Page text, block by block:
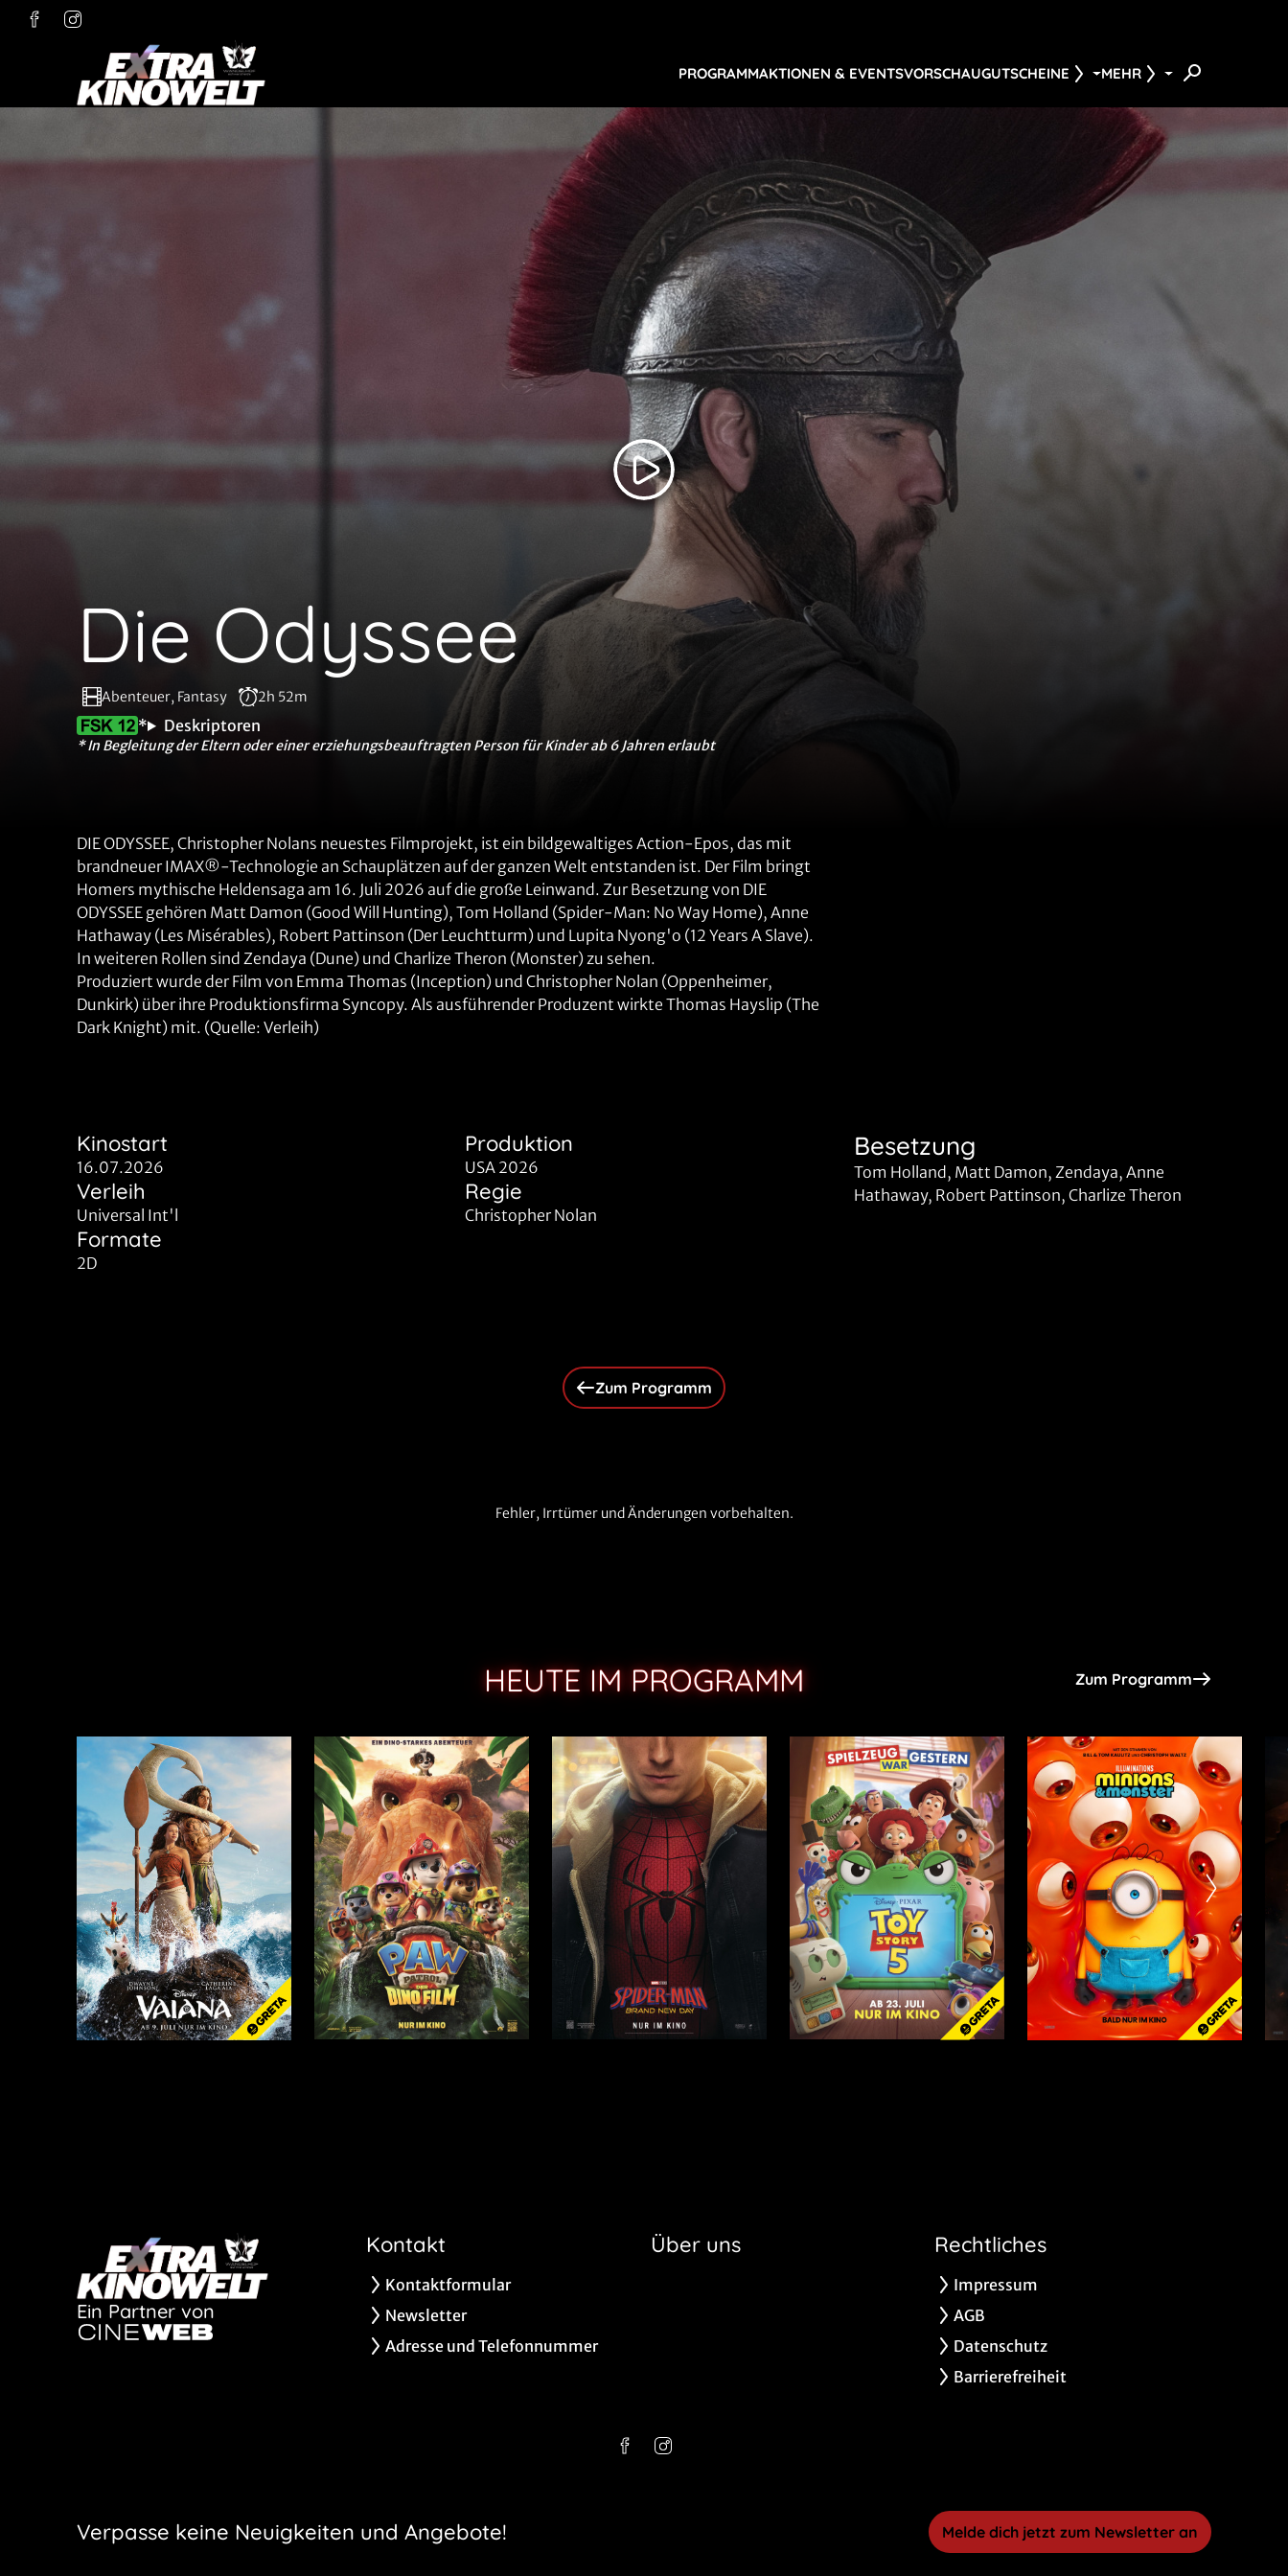
PROGRAMMAKTIONEN & EVENTSVORSCHAUGUTSCHEINE MEHR
Die Odyssee
Abenteuer, Fantasy 2h 52m
* Deskriptoren
* In Begleitung der Eltern oder einer erziehungsbeauftragten Person für Kinder ab 6 Jahren erlaubt
DIE ODYSSEE, Christopher Nolans neuestes Filmprojekt, ist ein bildgewaltiges Action-Epos, das mit
brandneuer IMAX®-Technologie an Schauplätzen auf der ganzen Welt entstanden ist. Der Film bringt
Homers mythische Heldensaga am 16. Juli 2026 auf die große Leinwand. Zur Besetzung von DIE
ODYSSEE gehören Matt Damon (Good Will Hunting), Tom Holland (Spider-Man: No Way Home), Anne
Hathaway (Les Misérables), Robert Pattinson (Der Leuchtturm) und Lupita Nyong'o (12 Years A Slave).
In weiteren Rollen sind Zendaya (Dune) und Charlize Theron (Monster) zu sehen.
Produziert wurde der Film von Emma Thomas (Inception) und Christopher Nolan (Oppenheimer,
Dunkirk) über ihre Produktionsfirma Syncopy. Als ausführender Produzent wirkte Thomas Hayslip (The
Dark Knight) mit. (Quelle: Verleih)
Kinostart
16.07.2026
Produktion
USA 2026
Verleih
Universal Int'l
Regie
Christopher Nolan
Formate
2D
Besetzung
Tom Holland, Matt Damon, Zendaya, Anne
Hathaway, Robert Pattinson, Charlize Theron
Zum Programm
Fehler, Irrtümer und Änderungen vorbehalten.
HEUTE IM PROGRAMM Zum Programm
Ein Partner von
Kontakt
Kontaktformular
Newsletter
Adresse und Telefonnummer
Über uns Rechtliches
Impressum
AGB
Datenschutz
Barrierefreiheit
Verpasse keine Neuigkeiten und Angebote! Melde dich jetzt zum Newsletter an